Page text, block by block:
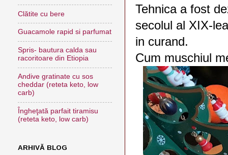
Tehnica a fost
secolul al XIX-
in curand.
Cum muschiul
Clătite cu bere
Guacamole rapid si parfumat
Spris- bautura calda sau
racoritoare din Etiopia
Andive gratinate cu sos
cheddar (reteta keto, low
carb)
Îngheţată parfait tiramisu
(reteta keto, low carb)
ARHIVĂ BLOG